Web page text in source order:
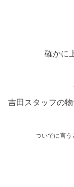
確かに
吉田スタッフの
ついでに言う